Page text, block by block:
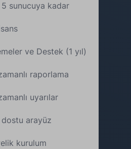
sunucuya kadar
ve Destek (1 yıl)
raporlama
uyarılar
dostu arayüz
kurulum